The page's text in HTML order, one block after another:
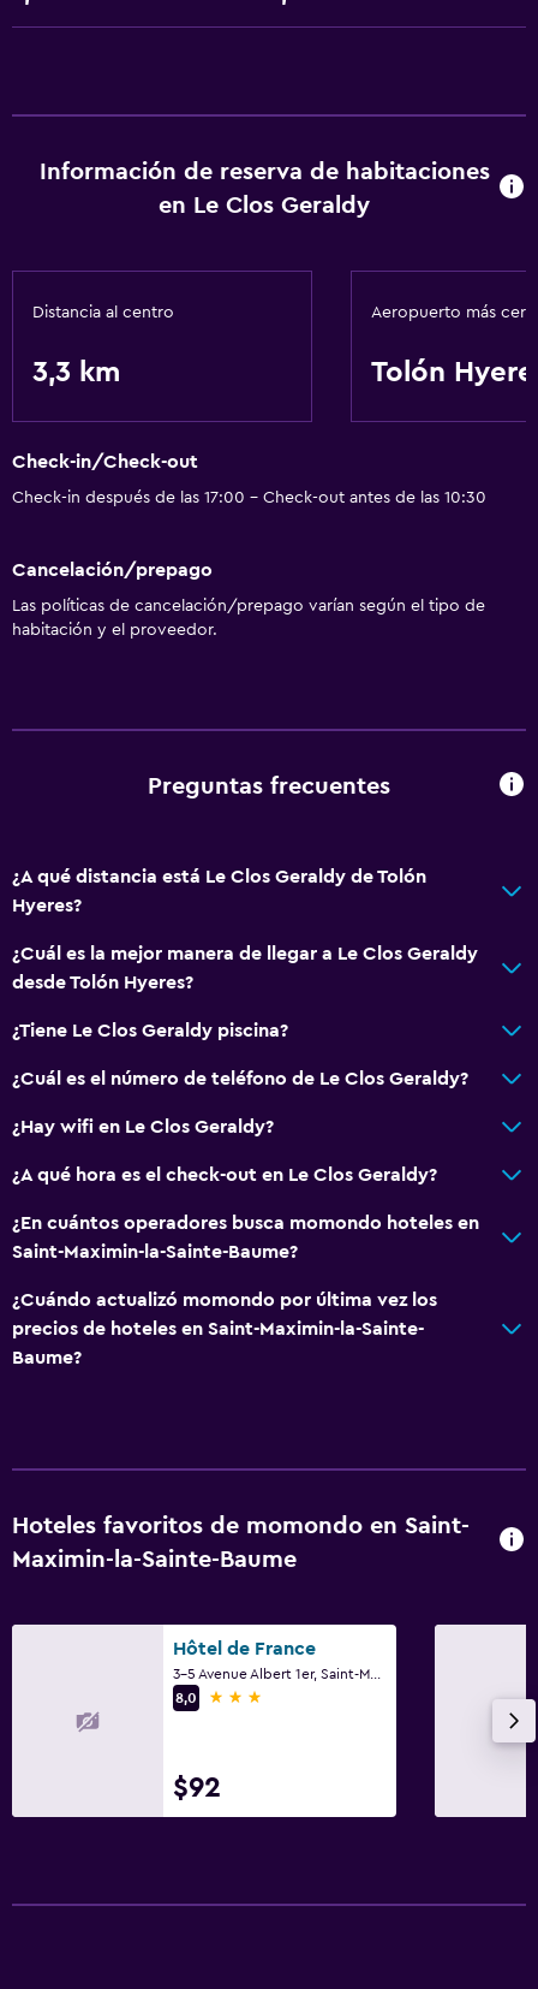
Wifi gratis
Información de reserva de habitaciones
en Le Clos Geraldy
Distancia al centro
3,3 km
Aeropuerto más
Tolón
Check-in/Check-out
Check-in después de las 17:00 - Check-out antes de las 10:30
Cancelación/prepago
Las políticas de cancelación/prepago varían según el tipo de
habitación y el proveedor.
Preguntas frecuentes
¿A qué distancia está Le Clos Geraldy de Tolón
Hyeres?
¿Cuál es la mejor manera de llegar a Le Clos Geraldy
desde Tolón Hyeres?
¿Tiene Le Clos Geraldy piscina?
¿Cuál es el número de teléfono de Le Clos Geraldy?
¿Hay wifi en Le Clos Geraldy?
¿A qué hora es el check-out en Le Clos Geraldy?
¿En cuántos operadores busca momondo hoteles en
Saint-Maximin-la-Sainte-Baume?
¿Cuándo actualizó momondo por última vez los
precios de hoteles en Saint-Maximin-la-Sainte-
Baume?
Hoteles favoritos de momondo en Saint-
Maximin-la-Sainte-Baume
Hôtel de France
8,0
3 estrellas
$92